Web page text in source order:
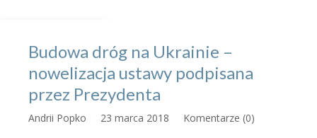
Budowa dróg na Ukrainie –
nowelizacja ustawy podpisana
przez Prezydenta
Andrii Popko 23 marca 2018 Komentarze (0)